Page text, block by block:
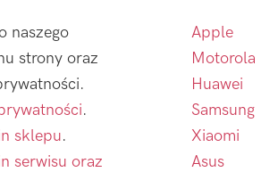
naszego
strony oraz
.
sklepu.
serwisu oraz
Apple
Motorola
Huawei
Samsung
Xiaomi
Asus